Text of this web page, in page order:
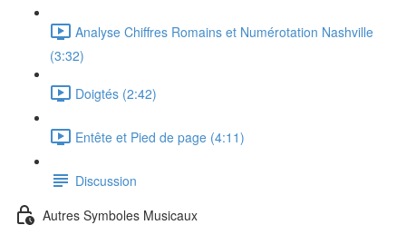
Analyse Chiffres Romains et Numérotation Nashville
(3:32)
Doigtés (2:42)
Entête et Pied de page (4:11)
Discussion
Autres Symboles Musicaux